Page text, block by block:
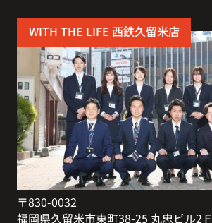
WITH THE LIFE 西鉄久留米店
〒830-0032
福岡県久留米市東町38-25 丸忠ビル2Ｆ